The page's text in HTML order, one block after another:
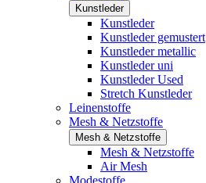
Kunstleder
Kunstleder
Kunstleder gemustert
Kunstleder metallic
Kunstleder uni
Kunstleder Used
Stretch Kunstleder
Leinenstoffe
Mesh & Netzstoffe
Mesh & Netzstoffe
Mesh & Netzstoffe
Air Mesh
Modestoffe